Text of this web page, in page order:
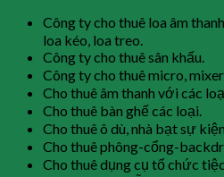
Công ty cho thuê loa âm
loa kéo, loa treo.
Công ty cho thuê sân khấu.
Công ty cho thuê micro,
Cho thuê âm thanh với các
Cho thuê bàn ghế các loại.
Cho thuê ô dù, nhà bạt sự
Cho thuê phông-cổng-
Cho thuê dụng cụ tổ chức